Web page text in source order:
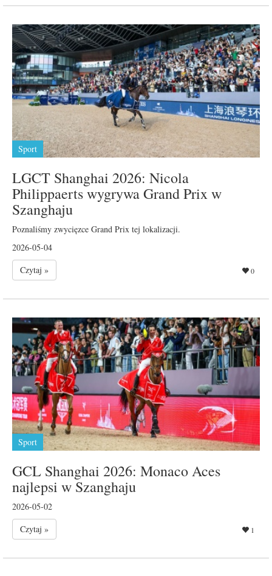
Sport
LGCT Shanghai 2026: Nicola
Philippaerts wygrywa Grand Prix w
Szanghaju
Poznaliśmy zwycięzce Grand Prix tej lokalizacji.
2026-05-04
Czytaj »
0
Sport
GCL Shanghai 2026: Monaco Aces
najlepsi w Szanghaju
2026-05-02
Czytaj »
1